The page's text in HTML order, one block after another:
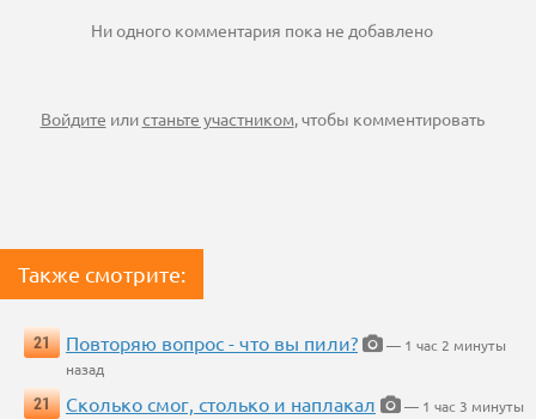
Ни одного комментария пока не добавлено
Войдите илистаньте участником, чтобы комментировать
Также смотрите:
21 Повторяю вопрос - что вы пили?
— 1 час 2 минуты
назад
21
Сколько смог, столько и наплакал
— 1 час 3 минуты